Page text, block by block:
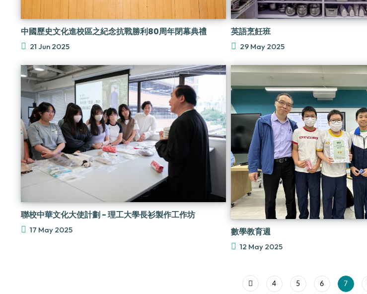
中國歷史文化進校區之紀念抗戰勝利80周年閉幕典禮
21 Jun 2025
英語烹飪班
29 May 2025
聯校中華文化大使計劃 - 理工大學長衫製作工作坊
17 May 2025 數學教育週
12 May 2025
4 5 6 7